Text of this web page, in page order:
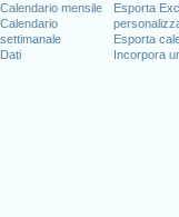
Calendario mensile
Calendario
settimanale
Dati
Esporta
Esporta
Incorpora